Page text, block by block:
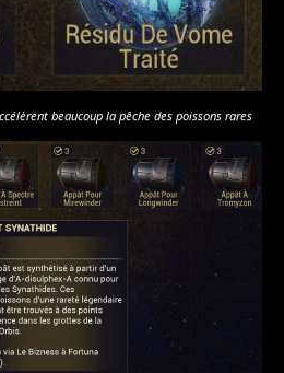
beaucoup la pêche des poissons rares